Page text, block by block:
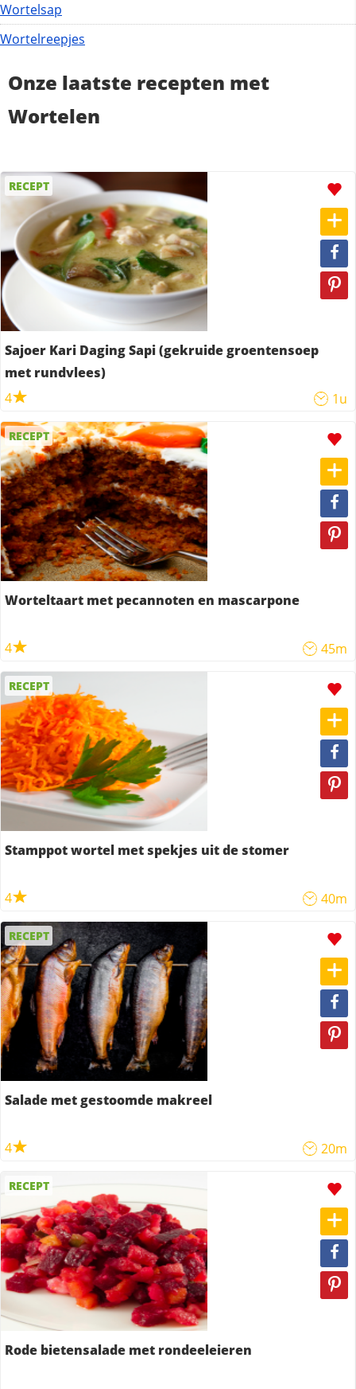
Wortelsap
Wortelreepjes
Onze laatste recepten met
Wortelen
RECEPT
Sajoer Kari Daging Sapi (gekruide groentensoep
met rundvlees)
4
1u
RECEPT
Worteltaart met pecannoten en mascarpone
4 45m
RECEPT
Stamppot wortel met spekjes uit de stomer
4 40m
RECEPT
Salade met gestoomde makreel
4 20m
RECEPT
Rode bietensalade met rondeeleieren